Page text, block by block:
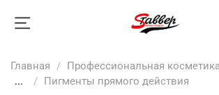
Главная
Профессиональная
...
Пигменты прямого действия